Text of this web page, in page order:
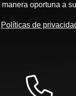
oportuna a
Políticas de